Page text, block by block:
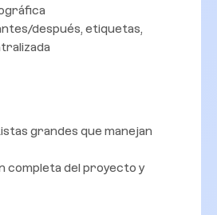
después, etiquetas,
grandes que manejan
completa del proyecto y